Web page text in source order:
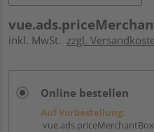
inkl. MwSt. zzgl.
Online bestellen
Auf Vorbestellung: